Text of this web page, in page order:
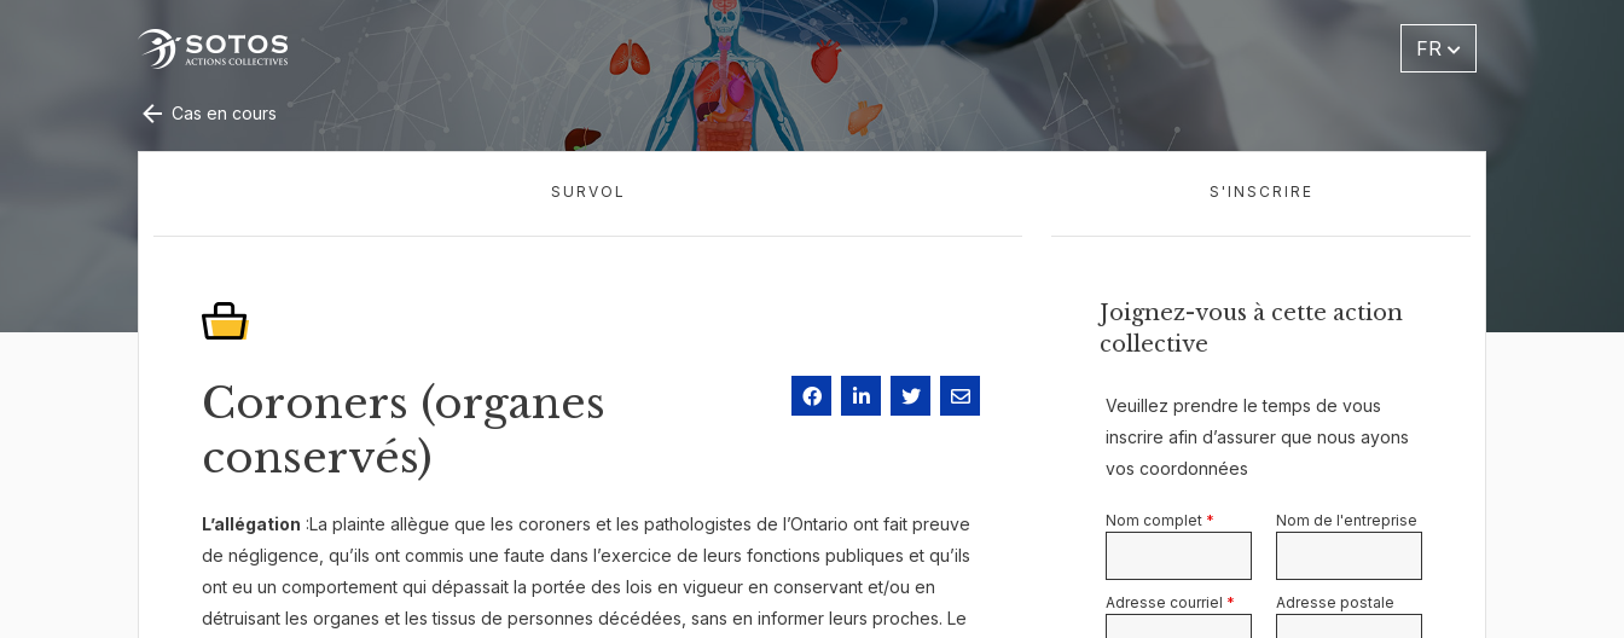
FR
Cas en cours
SURVOL
Coroners (organes
conservés)
L’allégation :La plainte allègue que les coroners et les pathologistes de l’Ontario ont fait preuve
de négligence, qu’ils ont commis une faute dans l’exercice de leurs fonctions publiques et qu’ils
ont eu un comportement qui dépassait la portée des lois en vigueur en conservant et/ou en
détruisant les organes et les tissus de personnes décédées, sans en informer leurs proches. Le
S'INSCRIRE
Joignez-vous à cette action
collective
Veuillez prendre le temps de vous
inscrire afin d’assurer que nous ayons
vos coordonnées
Nom complet * Nom de l'entreprise
Adresse courriel * Adresse postale